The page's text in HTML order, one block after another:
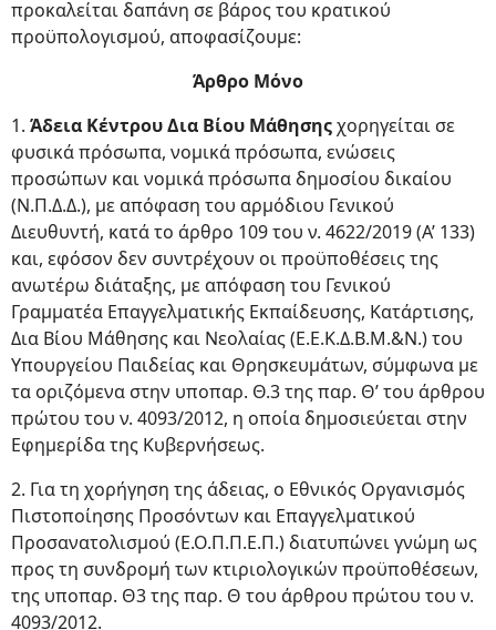
προκαλείται δαπάνη σε βάρος του κρατικού
προϋπολογισμού, αποφασίζουμε:
Άρθρο Μόνο
1. Άδεια Κέντρου Δια Βίου Μάθησηςχορηγείται σε
φυσικά πρόσωπα, νομικά πρόσωπα, ενώσεις
προσώπων και νομικά πρόσωπα δημοσίου δικαίου
(Ν.Π.Δ.Δ.), με απόφαση του αρμόδιου Γενικού
Διευθυντή, κατά το άρθρο 109 του ν. 4622/2019 (Α’ 133)
και, εφόσον δεν συντρέχουν οι προϋποθέσεις της
ανωτέρω διάταξης, με απόφαση του Γενικού
Γραμματέα Επαγγελματικής Εκπαίδευσης, Κατάρτισης,
Δια Βίου Μάθησης και Νεολαίας (Ε.Ε.Κ.Δ.Β.Μ.&Ν.) του
Υπουργείου Παιδείας και Θρησκευμάτων, σύμφωνα με
τα οριζόμενα στην υποπαρ. Θ.3 της παρ. Θ’ του άρθρου
πρώτου του ν. 4093/2012, η οποία δημοσιεύεται στην
Εφημερίδα της Κυβερνήσεως.
2. Για τη χορήγηση της άδειας, ο Εθνικός Οργανισμός
Πιστοποίησης Προσόντων και Επαγγελματικού
Προσανατολισμού (Ε.Ο.Π.Π.Ε.Π.) διατυπώνει γνώμη ως
προς τη συνδρομή των κτιριολογικών προϋποθέσεων,
της υποπαρ. Θ3 της παρ. Θ του άρθρου πρώτου του ν.
4093/2012.